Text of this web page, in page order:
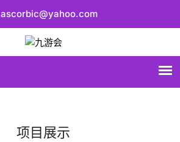
ascorbic@yahoo.com
项目展示